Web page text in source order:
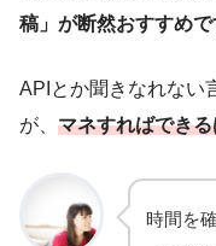
稿」が断然おすすめで
APIとか聞きなれない
が、 マネすればできる
時間を